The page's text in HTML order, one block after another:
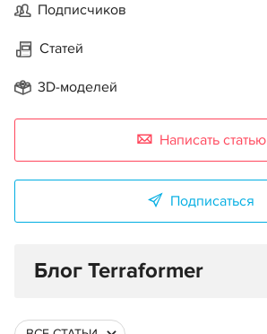
Подписчиков
Статей
3D-моделей
Написать статью
Подписаться
Блог Terraformer